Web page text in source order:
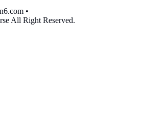
•
All Right Reserved.